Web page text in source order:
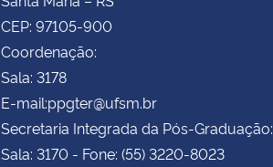
CEP: 97105-900
Coordenação:
Sala: 3178
E-mail:ppgter@ufsm.br
Secretaria Integrada da Pós-Graduação:
Sala: 3170 - Fone: (55) 3220-8023